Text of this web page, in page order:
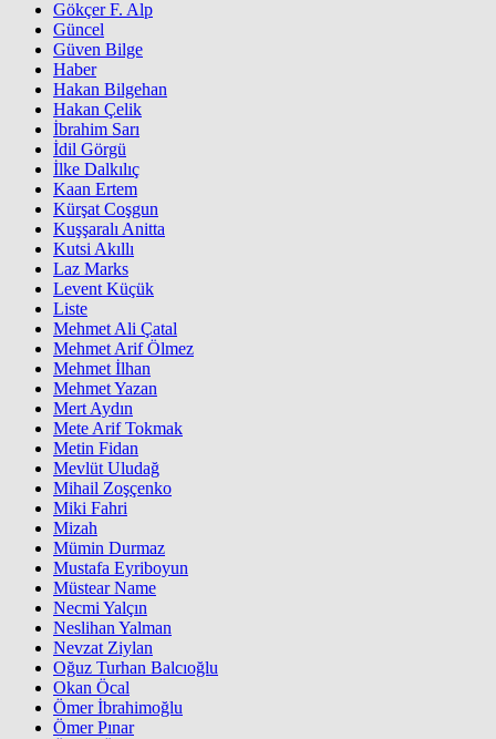
Gökçer F. Alp
Güncel
Güven Bilge
Haber
Hakan Bilgehan
Hakan Çelik
İbrahim Sarı
İdil Görgü
İlke Dalkılıç
Kaan Ertem
Kürşat Coşgun
Kuşşaralı Anitta
Kutsi Akıllı
Laz Marks
Levent Küçük
Liste
Mehmet Ali Çatal
Mehmet Arif Ölmez
Mehmet İlhan
Mehmet Yazan
Mert Aydın
Mete Arif Tokmak
Metin Fidan
Mevlüt Uludağ
Mihail Zoşçenko
Miki Fahri
Mizah
Mümin Durmaz
Mustafa Eyriboyun
Müstear Name
Necmi Yalçın
Neslihan Yalman
Nevzat Ziylan
Oğuz Turhan Balcıoğlu
Okan Öcal
Ömer İbrahimoğlu
Ömer Pınar